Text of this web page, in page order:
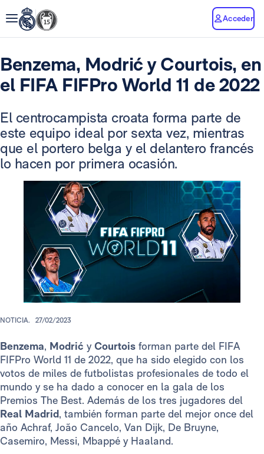
Acceder
Benzema, Modrić y Courtois, en
el FIFA FIFPro World 11 de 2022
El centrocampista croata forma parte de
este equipo ideal por sexta vez, mientras
que el portero belga y el delantero francés
lo hacen por primera ocasión.
NOTICIA. 27/02/2023
Benzema, Modrić yCourtois forman parte del FIFA
FIFPro World 11 de 2022, que ha sido elegido con los
votos de miles de futbolistas profesionales de todo el
mundo y se ha dado a conocer en la gala de los
Premios The Best. Además de los tres jugadores del
Real Madrid, también forman parte del mejor once del
año Achraf, João Cancelo, Van Dijk, De Bruyne,
Casemiro, Messi, Mbappé y Haaland.